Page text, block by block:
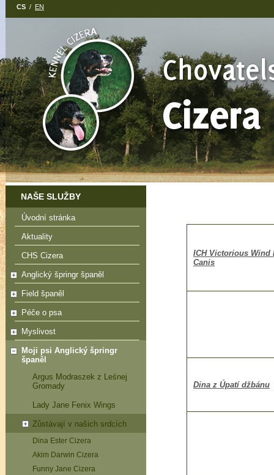
CS / EN
NAŠE SLUŽBY
Úvodní stránka
Aktuality
CHS Cizera
Anglický špringr španěl
Field španěl
Péče o psa
Myslivost
Moji psi Anglický špringr
španěl
Argus Modraszek z Leśnej
Gromady
Lady Jane Fenix Wings
Zůstávají v našich srdcích
Dina Ester Cizera
Akim Darwin Cizera
Funny Jane Cizera
ICH Victorious Wind
Canis
Dina z Úpatí džbánu